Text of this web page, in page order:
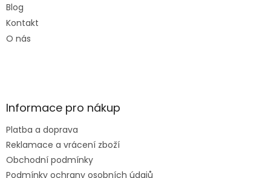
Blog
Kontakt
O nás
Informace pro nákup
Platba a doprava
Reklamace a vrácení zboží
Obchodní podmínky
Podmínky ochrany osobních údajů